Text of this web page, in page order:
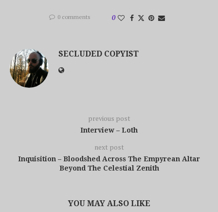
0 comments 0
SECLUDED COPYIST
previous post
Interview – Loth
next post
Inquisition – Bloodshed Across The Empyrean Altar
Beyond The Celestial Zenith
YOU MAY ALSO LIKE